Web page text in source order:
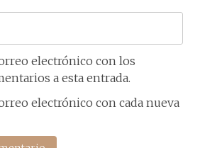
electrónico con los
a esta entrada.
electrónico con cada nueva